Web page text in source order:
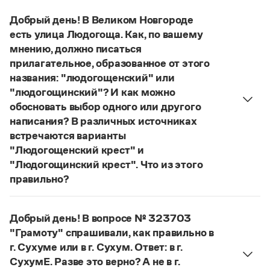
Справочники
Правила русской орфографии и пунктуации
Русский язык. Краткий теоретический курс
для школьников
Письмовник
Словарь-справочник трудностей
Справочник по фразеологии
Азбучные истины
Словарь-справочник непростые слова
Журнал
Новости и события
Словарь русских имён
Словарь методических терминов
(1956)
Добрый день! В Великом Новгороде
есть улица Людогоща. Как, по вашему
мнению, должно писаться
прилагательное, образованное от этого
названия: "людогощенский" или
"людогощинский"? И как можно
обосновать выбор одного или другого
написания? В различных источниках
встречаются варианты
"Людогощенский крест" и
"Людогощинский крест". Что из этого
правильно?
Есть орфографическое правило:
географических названий на -а(-я), пишется
суффикс -
инск-. Правильно:Людогоща—
людогощинский . Ср.:Балашиха —балашихинский
— , —
Добрый день! В вопросе № 323703
"Грамоту" спрашивали, как правильно в
г. Сухуме или в г. Сухум. Ответ: в г.
СухумЕ. Разве это верно? А не в г.